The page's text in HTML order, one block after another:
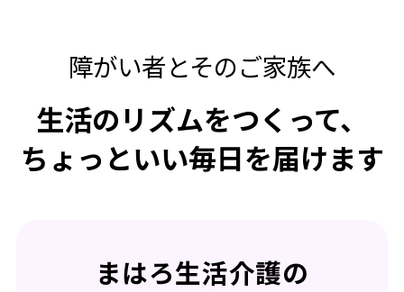
障がい者とそのご家族へ
生活のリズムをつくって、
ちょっといい毎日を届けます
まはろ生活介護の